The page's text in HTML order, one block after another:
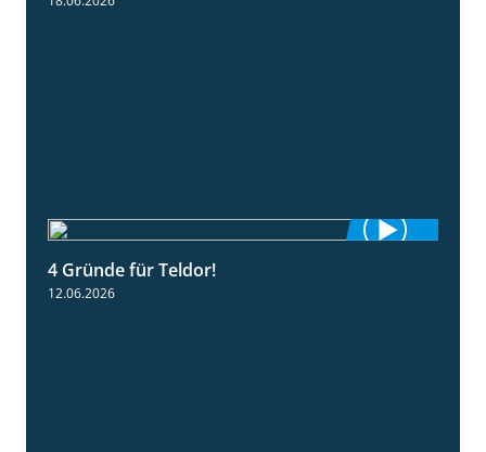
4 Gründe für Teldor!
12.06.2026